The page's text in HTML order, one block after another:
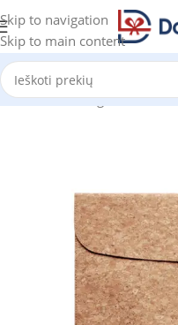
Skip to navigation
Skip to main content
Pradžia Katalogas Prekes